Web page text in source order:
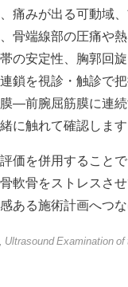
痛みが出る可動域
骨端線部の圧痛や
の安定性、胸郭回
鎖を視診・触診で
—前腕屈筋膜に連続
に触れて確認します
価を併用すること
軟骨をストレスさ
ある施術計画へつな
Examination of